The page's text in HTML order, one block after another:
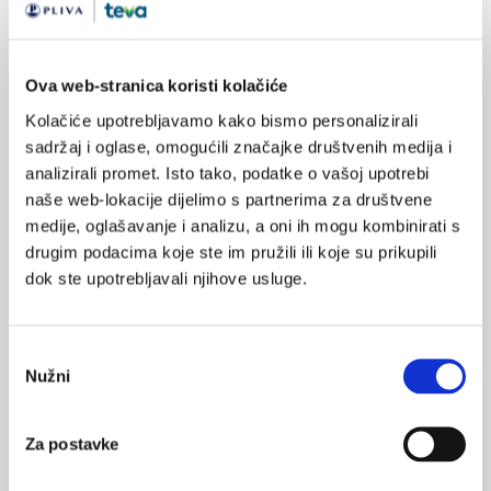
Ova web-stranica koristi kolačiće
Kolačiće upotrebljavamo kako bismo personalizirali
sadržaj i oglase, omogućili značajke društvenih medija i
analizirali promet. Isto tako, podatke o vašoj upotrebi
naše web-lokacije dijelimo s partnerima za društvene
medije, oglašavanje i analizu, a oni ih mogu kombinirati s
drugim podacima koje ste im pružili ili koje su prikupili
dok ste upotrebljavali njihove usluge.
pristanka
Nužni
Za postavke
analgetska mast koja sadrži kamfor, 4 − 5× dnevno
nezadovoljavajuća analgezija
loša adherencija topikalnoj analgetskoj terapiji zbog
kratkog učinka i neugodnog mirisa primijenjenog
topikalnog pripravka
strah od lijekova
Plan ljekarničke skrbi:
predložiti korištenje topikalnog nesteroidnog
ugodnog mirisa i nemasne teksture bit će ugodnije za
primjenu uz minimalni rizik za sistemske neželjene
educirati pacijenta o pravilnoj primjeni topikalnog lijeka